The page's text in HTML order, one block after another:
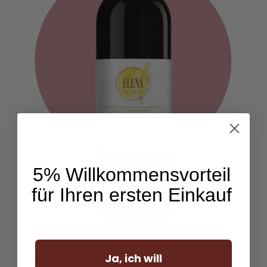
Roberto Sarotto - Barbera d'Alba Elena 2022 –
5% Willkommensvorteil
für Ihren ersten Einkauf
Ja, ich will